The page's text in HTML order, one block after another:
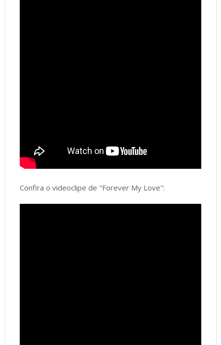
Confira o videoclipe de "Forever My Love":